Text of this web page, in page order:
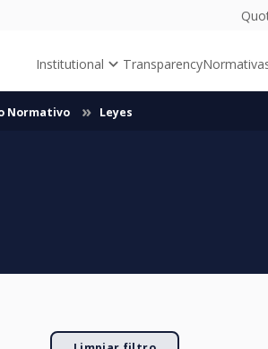
Institutional Transparency
Normativo Leyes